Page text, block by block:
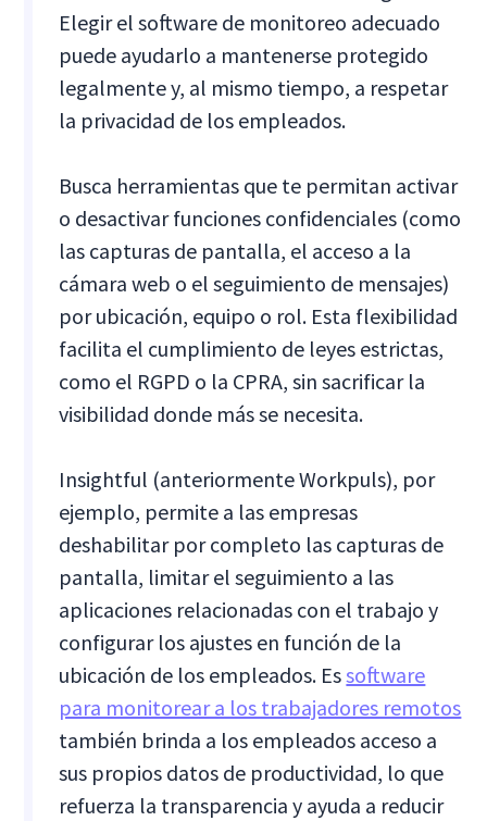
Elegir el software de monitoreo adecuado
puede ayudarlo a mantenerse protegido
legalmente y, al mismo tiempo, a respetar
la privacidad de los empleados.
Busca herramientas que te permitan activar
o desactivar funciones confidenciales (como
las capturas de pantalla, el acceso a la
cámara web o el seguimiento de mensajes)
por ubicación, equipo o rol. Esta flexibilidad
facilita el cumplimiento de leyes estrictas,
como el RGPD o la CPRA, sin sacrificar la
visibilidad donde más se necesita.
Insightful (anteriormente Workpuls), por
ejemplo, permite a las empresas
deshabilitar por completo las capturas de
pantalla, limitar el seguimiento a las
aplicaciones relacionadas con el trabajo y
configurar los ajustes en función de la
ubicación de los empleados. Essoftware
para monitorear a los trabajadores remotos
también brinda a los empleados acceso a
sus propios datos de productividad, lo que
refuerza la transparencia y ayuda a reducir